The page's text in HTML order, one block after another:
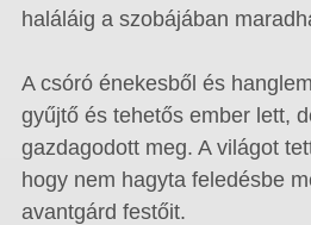
haláláig a szobájában
A csóró énekesből és
gyűjtő és tehetős ember lett,
gazdagodott meg. A világot
hogy nem hagyta feledésbe
avantgárd festőit.